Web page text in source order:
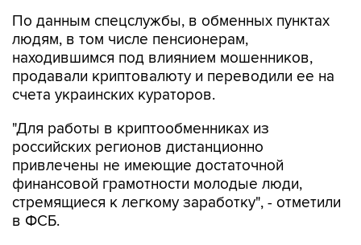
По данным спецслужбы, в обменных пунктах
людям, в том числе пенсионерам,
находившимся под влиянием мошенников,
продавали криптовалюту и переводили ее на
счета украинских кураторов.
"Для работы в криптообменниках из
российских регионов дистанционно
привлечены не имеющие достаточной
финансовой грамотности молодые люди,
стремящиеся к легкому заработку", - отметили
в ФСБ.